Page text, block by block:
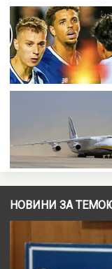
НОВИНИ ЗА